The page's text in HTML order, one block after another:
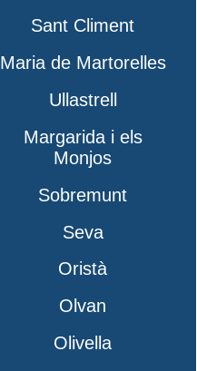
Sant Climent
Maria de Martorelles
Ullastrell
Margarida i els
Monjos
Sobremunt
Seva
Oristà
Olvan
Olivella